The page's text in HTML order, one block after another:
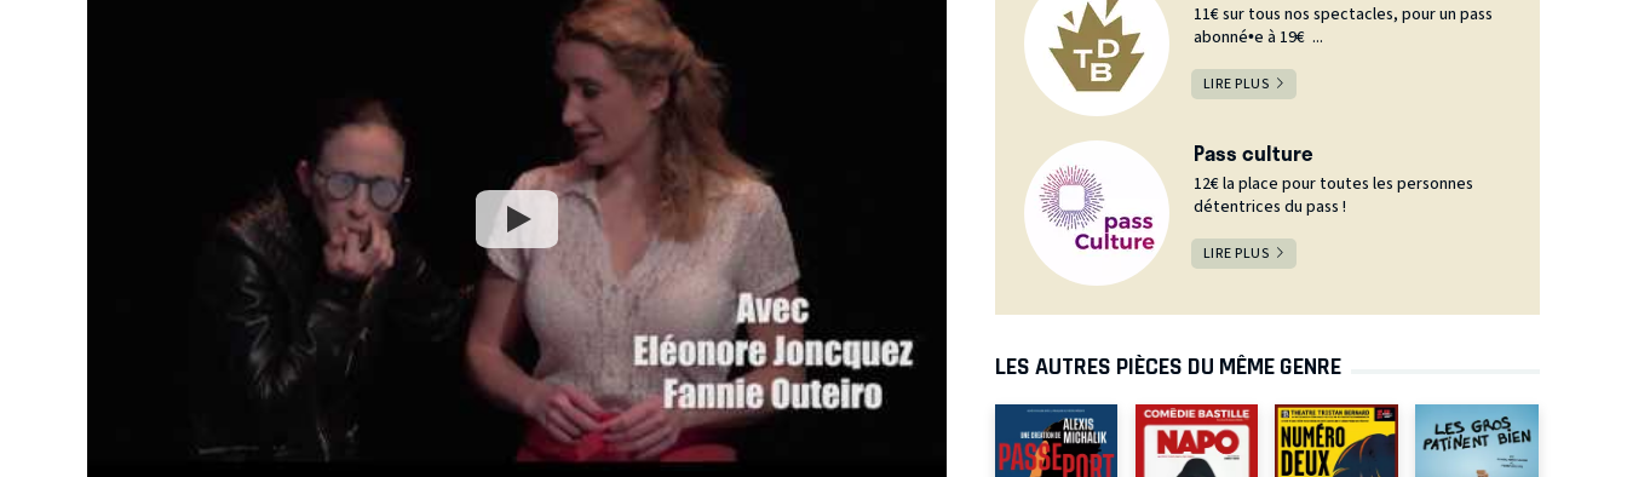
11€ sur tous nos spectacles, pour un pass
abonné•e à 19€ ...
LIRE PLUS
Pass culture
12€ la place pour toutes les personnes
détentrices du pass !
LIRE PLUS
LES AUTRES PIÈCES DU MÊME GENRE